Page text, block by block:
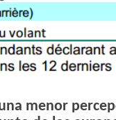
menor